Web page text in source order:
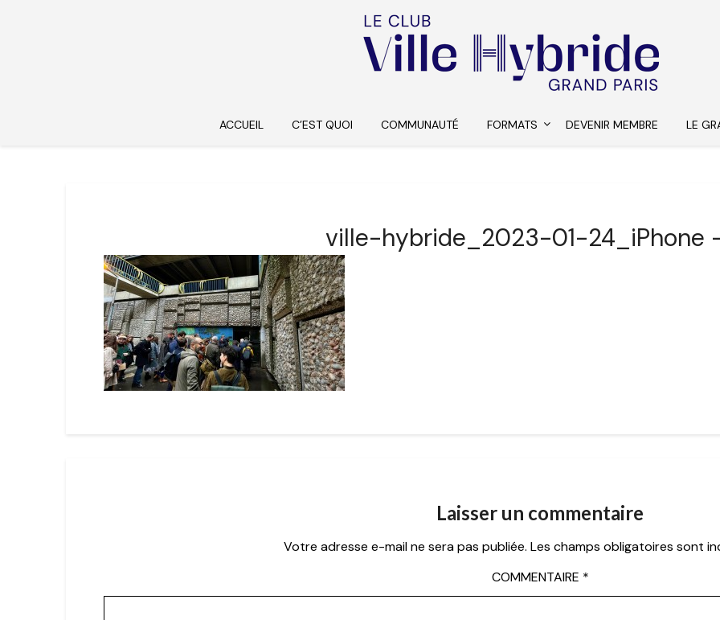
ACCUEIL C’EST QUOI COMMUNAUTÉ FORMATS DEVENIR MEMBRE LE
ville-hybride_2023-01-24_iPhone
Laisser un commentaire
Votre adresse e-mail ne sera pas publiée. Les champs obligatoires sont
COMMENTAIRE *